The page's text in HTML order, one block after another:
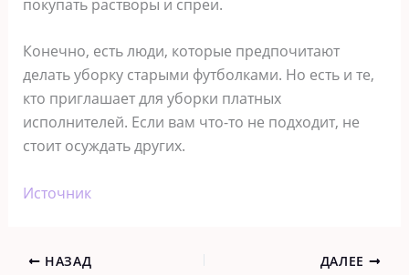
покупать растворы и спреи.
Конечно, есть люди, которые предпочитают
делать уборку старыми футболками. Но есть и те,
кто приглашает для уборки платных
исполнителей. Если вам что-то не подходит, не
стоит осуждать других.
Источник
НАЗАД ДАЛЕЕ